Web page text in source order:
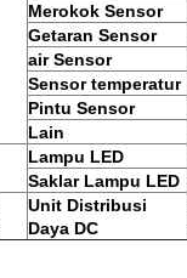
Merokok Sensor
Getaran Sensor
airSensor
Sensor temperatur
Pintu Sensor
Lain
Lampu LED
Saklar Lampu LED
Unit Distribusi
Daya DC